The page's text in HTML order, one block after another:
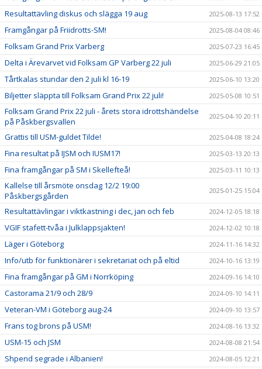
Resultattävling diskus och slägga 19 aug 2025-08-13 17:52
Framgångar på Friidrotts-SM! 2025-08-04 08:46
Folksam Grand Prix Varberg 2025-07-23 16:45
Delta i Ärevarvet vid Folksam GP Varberg 22 juli 2025-06-29 21:05
Tårtkalas stundar den 2 juli kl 16-19 2025-06-10 13:20
Biljetter släppta till Folksam Grand Prix 22 juli! 2025-05-08 10:51
Folksam Grand Prix 22 juli - årets stora idrottshändelse
på Påskbergsvallen
2025-04-10 20:11
Grattis till USM-guldet Tilde! 2025-04-08 18:24
Fina resultat på IJSM och IUSM17! 2025-03-13 20:13
Fina framgångar på SM i Skellefteå! 2025-03-11 10:13
Kallelse till årsmöte onsdag 12/2 19:00
Påskbergsgården
2025-01-25 15:04
Resultattävlingar i viktkastning i dec, jan och feb 2024-12-05 18:18
VGIF stafett-tvåa i Julklappsjakten! 2024-12-02 10:18
Läger i Göteborg 2024-11-16 14:32
Info/utb för funktionärer i sekretariat och på eltid 2024-10-16 13:19
Fina framgångar på GM i Norrköping 2024-09-16 14:10
Castorama 21/9 och 28/9 2024-09-10 14:11
Veteran-VM i Göteborg aug-24 2024-09-10 13:57
Frans tog brons på USM! 2024-08-16 13:32
USM-15 och JSM 2024-08-08 21:54
Shpend segrade i Albanien! 2024-08-05 12:21